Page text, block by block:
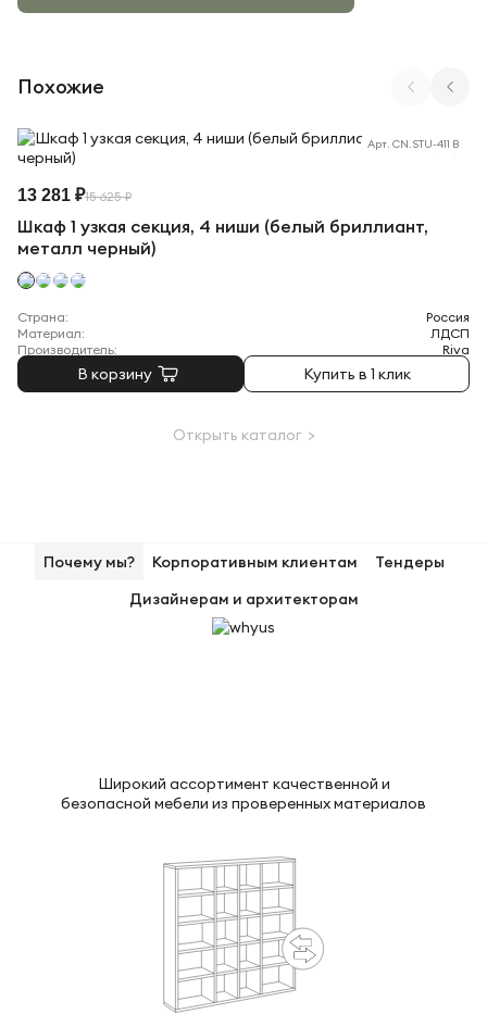
Похожие
Арт. CN.STU-411 B
Шкаф 1 узкая секция, 4 ниши (белый бриллиант,
металл черный)
13 281 ₽15 625 ₽
В корзину Купить в 1 клик
Страна:
Россия
Материал:
ЛДСП
Производитель:
Riva
Открыть каталог >
Почему мы? Корпоративным клиентам
Тендеры
Дизайнерам и архитекторам
Широкий ассортимент качественной и
безопасной мебели из проверенных материалов